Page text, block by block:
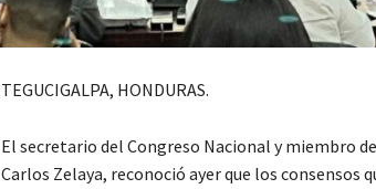
TEGUCIGALPA, HONDURAS.
El secretario del Congreso Nacional y miembro
Carlos Zelaya, reconoció ayer que los consensos